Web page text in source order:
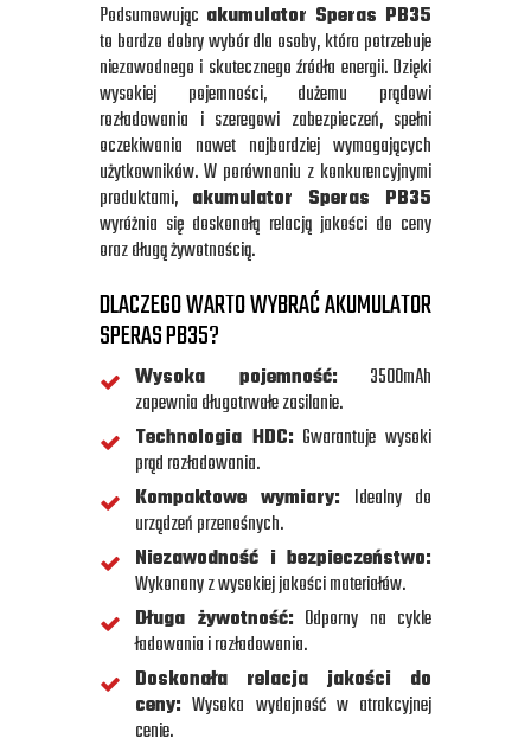
Podsumowując akumulator Speras PB35
to bardzo dobry wybór dla osoby, która potrzebuje
niezawodnego i skutecznego źródła energii. Dzięki
wysokiej pojemności, dużemu prądowi
rozładowania i szeregowi zabezpieczeń, spełni
oczekiwania nawet najbardziej wymagających
użytkowników. W porównaniu z konkurencyjnymi
produktami, akumulator Speras PB35
wyróżnia się doskonałą relacją jakości do ceny
oraz długą żywotnością.
DLACZEGO WARTO WYBRAĆ AKUMULATOR
SPERAS PB35?
Wysoka pojemność: 3500mAh
zapewnia długotrwałe zasilanie.
Technologia HDC: Gwarantuje wysoki
prąd rozładowania.
Kompaktowe wymiary: Idealny do
urządzeń przenośnych.
Niezawodność i bezpieczeństwo:
Wykonany z wysokiej jakości materiałów.
Długa żywotność: Odporny na cykle
ładowania i rozładowania.
Doskonała relacja jakości do
ceny: Wysoka wydajność w atrakcyjnej